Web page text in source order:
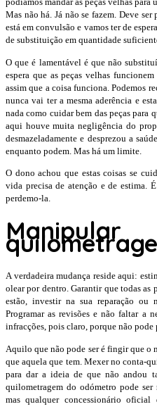
Mas não há. Já não se fazem. Deve
está em convulsão e vamos ter de
de substituição em quantidade
O que é lamentável é que não
espera que as peças velhas
assim que a coisa funciona. Podemos
nunca vai ter a mesma aderência e
nada como cuidar bem das peças para
aqui houve muita negligência do
desmazeladamente e desprezou a
enquanto podem. Mas há um limite.
O dono achou que estas coisas se
vida precisa de atenção e de estima.
perdemo-la.
A verdadeira mudança reside aqui:
olear por dentro. Garantir que todas as
estão, investir na sua reparação ou
Programar as revisões e não faltar a
infracções, pois claro, porque não pode
Aquilo que não pode ser é fingir que o
que aquela que tem. Mexer no conta-
para dar a ideia de que não andou
quilometragem do odómetro pode
mas qualquer concessionário oficial